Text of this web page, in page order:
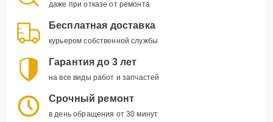
даже при отказе от ремонта
Бесплатная доставка
курьером собственной службы
Гарантия до 3 лет
на все виды работ и запчастей
Срочный ремонт
в день обращения от 30 минут